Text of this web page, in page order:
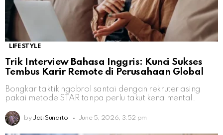
LIFESTYLE
Trik Interview Bahasa Inggris: Kunci Sukses
Tembus Karir Remote di Perusahaan Global
Bongkar taktik ngobrol santai dengan rekruter asing
pakai metode STAR tanpa perlu takut kena mental.
by Jati Sunarto June 5, 2026, 3:52 pm